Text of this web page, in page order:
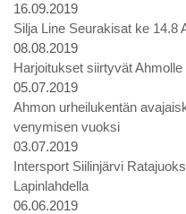
16.09.2019
Silja Line Seurakisat ke 14.8
08.08.2019
Harjoitukset siirtyvät Ahmolle
05.07.2019
Ahmon urheilukentän
venymisen vuoksi
03.07.2019
Intersport Siilinjärvi
Lapinlahdella
06.06.2019